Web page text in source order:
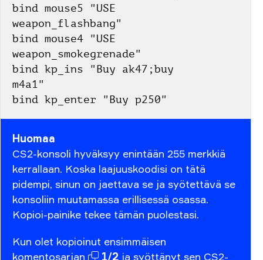
bind mouse5 "USE
weapon_flashbang"
bind mouse4 "USE
weapon_smokegrenade"
bind kp_ins "Buy ak47;buy
m4a1"
bind kp_enter "Buy p250"
Huomaa
CS2-konsoli hyväksyy enintään 255 merkkiä
kerrallaan. Koska laajuuskoodisi on tätä
pidempi, sinun on jaettava se ja syötettävä se
konsoliin muutamassa erillisessä osassa.
Kopioi-painike tekee tämän puolestasi.
Kun olet kopioinut ensimmäisen
komentosarjan
1/2 ja syöttänyt sen CS2-